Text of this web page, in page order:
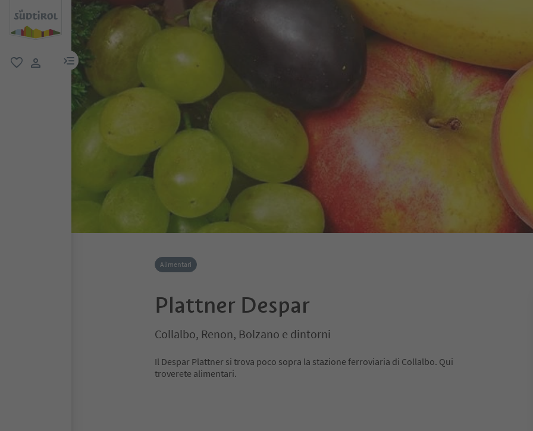
menu link
Alimentari
Plattner Despar
Collalbo, Renon, Bolzano e dintorni
Il Despar Plattner si trova poco sopra la stazione ferroviaria di Collalbo. Qui
troverete alimentari.